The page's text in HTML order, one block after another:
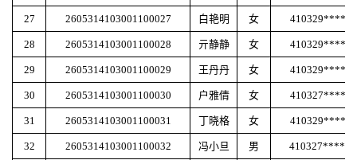
27 2605314103001100027 白艳明 女
28 2605314103001100028 亓静静 女
29 2605314103001100029 王丹丹 女
30 2605314103001100030 户雅倩 女
31 2605314103001100031 丁晓格 女
32 2605314103001100032 冯小旦 男